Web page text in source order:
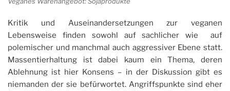
Kritik und Auseinandersetzungen zur veganen
Lebensweise finden sowohl auf sachlicher wie auf
polemischer und manchmal auch aggressiver Ebene statt.
Massentierhaltung ist dabei kaum ein Thema, deren
Ablehnung ist hier Konsens – in der Diskussion gibt es
niemanden der sie befürwortet. Angriffspunkte sind eher